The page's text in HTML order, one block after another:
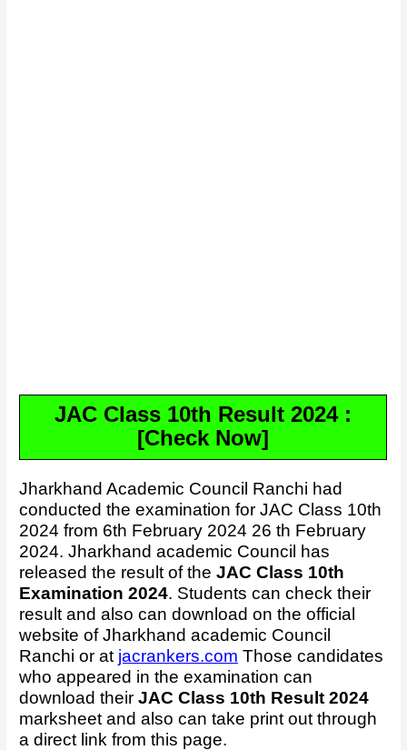
JAC Class 10th Result 2024 :
[Check Now]
Jharkhand Academic Council Ranchi had
conducted the examination for JAC Class 10th
2024 from 6th February 2024 26 th February
2024. Jharkhand academic Council has
released the result of theJAC Class 10th
Examination 2024. Students can check their
result and also can download on the official
website of Jharkhand academic Council
Ranchi or at jacrankers.com Those candidates
who appeared in the examination can
download theirJAC Class 10th Result 2024
marksheet and also can take print out through
a direct link from this page.